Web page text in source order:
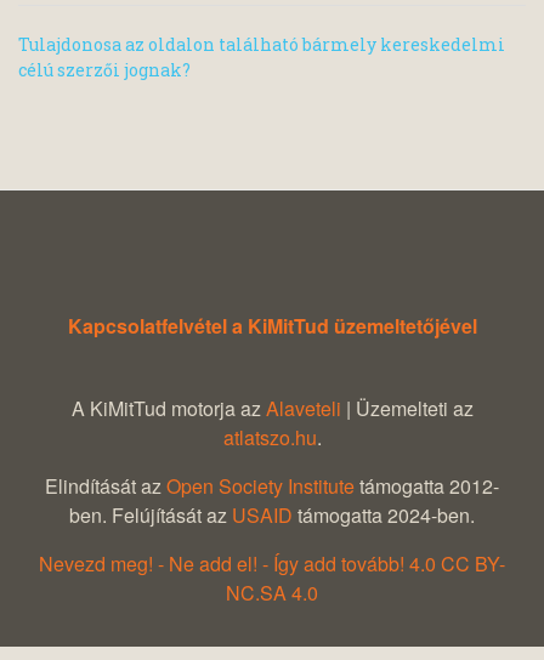
Tulajdonosa az oldalon található bármely kereskedelmi
célú szerzői jognak?
Kapcsolatfelvétel a KiMitTud üzemeltetőjével
A KiMitTud motorja az Alaveteli | Üzemelteti az
atlatszo.hu.
Elindítását az Open Society Institutetámogatta 2012-
ben. Felújítását az USAID támogatta 2024-ben.
Nevezd meg! - Ne add el! - Így add tovább! 4.0 CC BY-
NC.SA 4.0